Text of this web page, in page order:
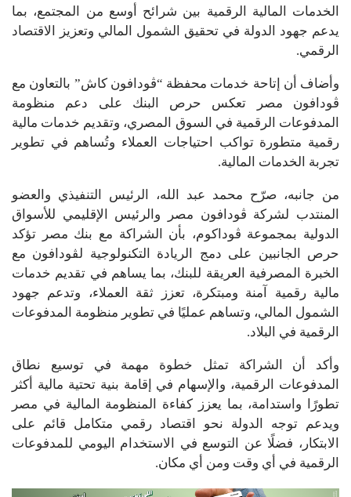
الخدمات المالية الرقمية بين شرائح أوسع من المجتمع، بما
يدعم جهود الدولة في تحقيق الشمول المالي وتعزيز الاقتصاد
الرقمي.
وأضاف أن إتاحة خدمات محفظة “ڤودافون كاش” بالتعاون مع
ڤودافون مصر تعكس حرص البنك على دعم منظومة
المدفوعات الرقمية في السوق المصري، وتقديم خدمات مالية
رقمية متطورة تواكب احتياجات العملاء وتُساهم في تطوير
تجربة الخدمات المالية.
من جانبه، صرّح محمد عبد الله، الرئيس التنفيذي والعضو
المنتدب لشركة ڤودافون مصر والرئيس الإقليمي للأسواق
الدولية بمجموعة ڤوداكوم، بأن الشراكة مع بنك مصر تؤكد
حرص الجانبين على دمج الريادة التكنولوجية لڤودافون مع
الخبرة المصرفية العريقة للبنك، بما يساهم في تقديم خدمات
مالية رقمية آمنة ومبتكرة، تعزز ثقة العملاء، وتدعم جهود
الشمول المالي، وتساهم عمليًا في تطوير منظومة المدفوعات
الرقمية في البلاد.
وأكد أن الشراكة تمثل خطوة مهمة في توسيع نطاق
المدفوعات الرقمية، والإسهام في إقامة بنية تحتية مالية أكثر
تطورًا واستدامة، بما يعزز كفاءة المنظومة المالية في مصر
ويدعم توجه الدولة نحو اقتصاد رقمي متكامل قائم على
الابتكار، فضلًا عن التوسع في الاستخدام اليومي للمدفوعات
الرقمية في أي وقت ومن أي مكان.